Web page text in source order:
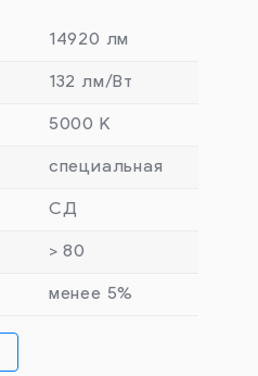
14920 лм
132 лм/Вт
5000 К
специальная
СД
> 80
менее 5%